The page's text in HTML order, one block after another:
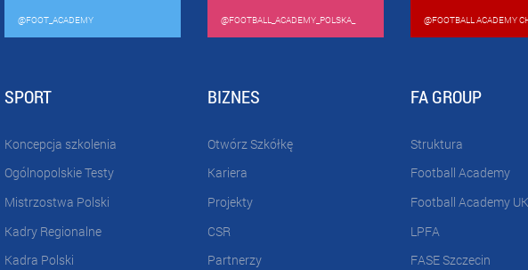
@FOOT_ACADEMY @FOOTBALL_ACADEMY_POLSKA_ @FOOTBALL ACADEMY
SPORT
Koncepcja szkolenia
Ogólnopolskie Testy
Mistrzostwa Polski
Kadry Regionalne
Kadra Polski
BIZNES
Otwórz Szkółkę
Kariera
Projekty
CSR
Partnerzy
FA GROUP
Struktura
Football Academy
Football Academy UK
LPFA
FASE Szczecin